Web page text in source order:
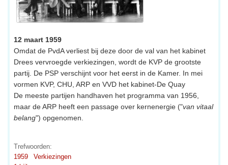
12 maart 1959
Omdat de PvdA verliest bij deze door de val van het kabinet
Drees vervroegde verkiezingen, wordt de KVP de grootste
partij. De PSP verschijnt voor het eerst in de Kamer. In mei
vormen KVP, CHU, ARP en VVD het kabinet-De Quay
De meeste partijen handhaven het programma van 1956,
maar de ARP heeft een passage over kernenergie ("van vitaal
belang") opgenomen.
Trefwoorden:
1959
Verkiezingen